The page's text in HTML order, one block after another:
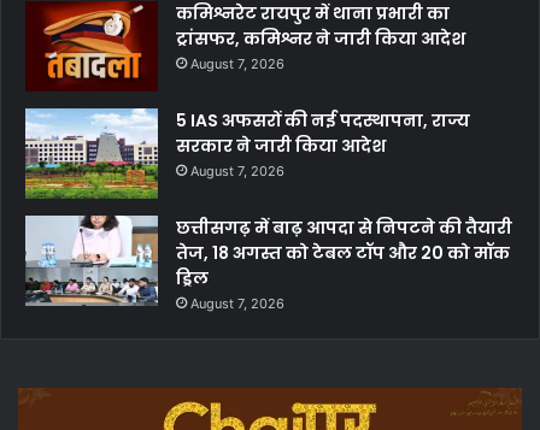
कमिश्नरेट रायपुर में थाना प्रभारी का
ट्रांसफर, कमिश्नर ने जारी किया आदेश
August 7, 2026
5 IAS अफसरों की नई पदस्थापना, राज्य
सरकार ने जारी किया आदेश
August 7, 2026
छत्तीसगढ़ में बाढ़ आपदा से निपटने की तैयारी
तेज, 18 अगस्त को टेबल टॉप और 20 को मॉक
ड्रिल
August 7, 2026